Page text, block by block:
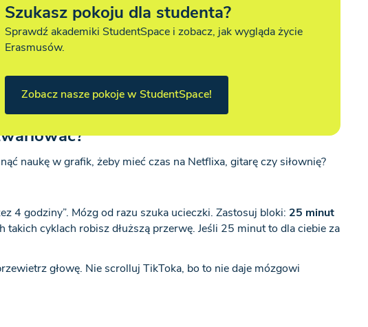
Szukasz pokoju dla studenta?
Sprawdź akademiki StudentSpace i zobacz, jak wygląda życie
Erasmusów.
Zobacz nasze pokoje w StudentSpace!
naukę w grafik, żeby mieć czas na Netflixa, gitarę czy siłownię?
4 godziny”. Mózg od razu szuka ucieczki. Zastosuj bloki: 25 minut
takich cyklach robisz dłuższą przerwę. Jeśli 25 minut to dla ciebie za
głowę. Nie scrolluj TikToka, bo to nie daje mózgowi